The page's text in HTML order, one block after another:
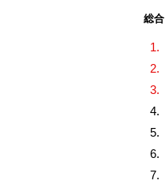
総合
1.
2.
3.
4.
5.
6.
7.